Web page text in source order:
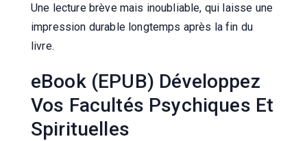
Une lecture brève mais inoubliable, qui laisse une
impression durable longtemps après la fin du
livre.
eBook (EPUB) Développez
Vos Facultés Psychiques Et
Spirituelles